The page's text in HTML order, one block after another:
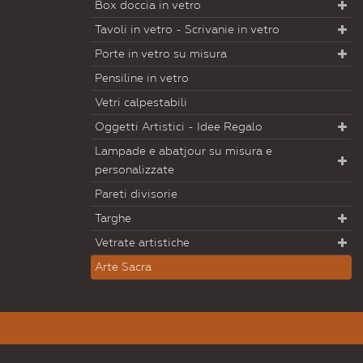
Box doccia in vetro
Tavoli in vetro - Scrivanie in vetro
Porte in vetro su misura
Pensiline in vetro
Vetri calpestabili
Oggetti Artistici - Idee Regalo
Lampade e abatjour su misura e
personalizzate
Pareti divisorie
Targhe
Vetrate artistiche
Arte Sacra